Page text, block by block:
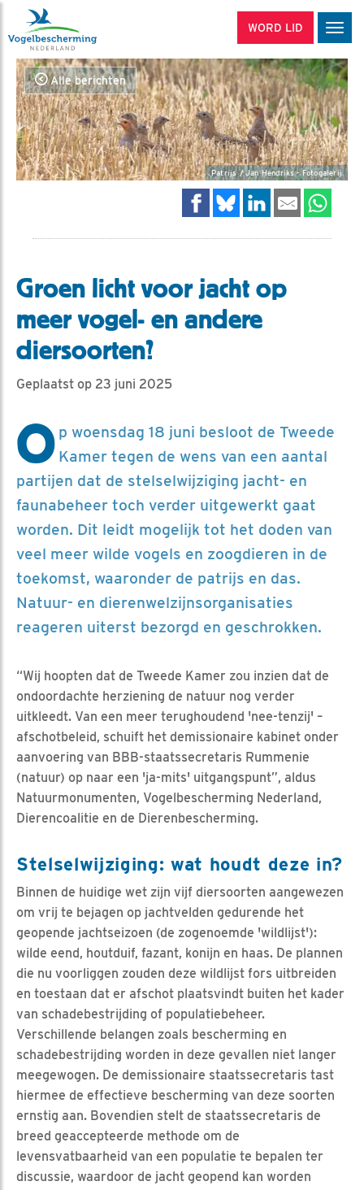
WORD LID
Alle berichten
Patrijs / Jan Hendriks - Fotogalerij
Groen licht voor jacht op
meer vogel- en andere
diersoorten?
Geplaatst op 23 juni 2025
O p woensdag 18 juni besloot de Tweede
Kamer tegen de wens van een aantal
partijen dat de stelselwijziging jacht- en
faunabeheer toch verder uitgewerkt gaat
worden. Dit leidt mogelijk tot het doden van
veel meer wilde vogels en zoogdieren in de
toekomst, waaronder de patrijs en das.
Natuur- en dierenwelzijnsorganisaties
reageren uiterst bezorgd en geschrokken.
“Wij hoopten dat de Tweede Kamer zou inzien dat de
ondoordachte herziening de natuur nog verder
uitkleedt. Van een meer terughoudend 'nee-tenzij' –
afschotbeleid, schuift het demissionaire kabinet onder
aanvoering van BBB-staatssecretaris Rummenie
(natuur) op naar een 'ja-mits' uitgangspunt”, aldus
Natuurmonumenten, Vogelbescherming Nederland,
Dierencoalitie en de Dierenbescherming.
Stelselwijziging: wat houdt deze in?
Binnen de huidige wet zijn vijf diersoorten aangewezen
om vrij te bejagen op jachtvelden gedurende het
geopende jachtseizoen (de zogenoemde 'wildlijst'):
wilde eend, houtduif, fazant, konijn en haas. De plannen
die nu voorliggen zouden deze wildlijst fors uitbreiden
en toestaan dat er afschot plaatsvindt buiten het kader
van schadebestrijding of populatiebeheer.
Verschillende belangen zoals bescherming en
schadebestrijding worden in deze gevallen niet langer
meegewogen. De demissionaire staatssecretaris tast
hiermee de effectieve bescherming van deze soorten
ernstig aan. Bovendien stelt de staatssecretaris de
breed geaccepteerde methode om de
levensvatbaarheid van een populatie te bepalen ter
discussie, waardoor de jacht geopend kan worden